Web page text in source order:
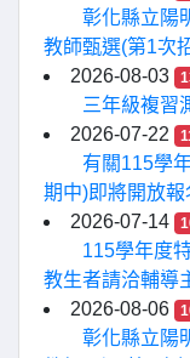
彰化縣立陽
教師甄選(第1次
2026-08-03
三年級複習
2026-07-22
有關115學
期中)即將開放報
2026-07-14
115學年度
教生者請洽輔導
2026-08-06
彰化縣立陽